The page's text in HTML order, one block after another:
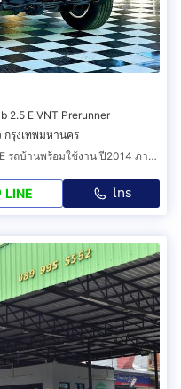
2.5 E VNT Prerunner
กรุงเทพมหานคร
TOYOTA VIGO CHAMP PRERUNER 2.5 E รถบ้านพร้อมใช้งาน ปี2014 ภายในดำ
LINE โทร